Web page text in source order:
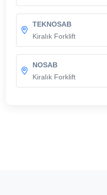
TEKNOSAB
Kiralık Forklift
NOSAB
Kiralık Forklift